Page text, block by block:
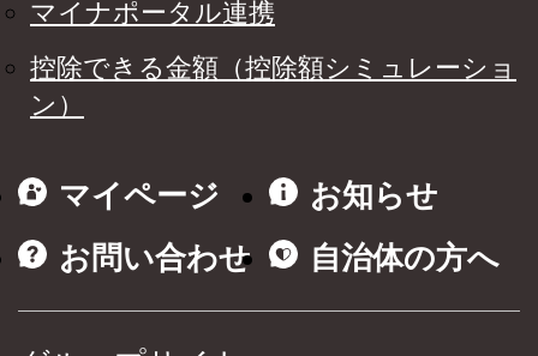
マイナポータル連携
控除できる金額（控除額シミュレーショ
ン）
マイページ
お知らせ
お問い合わせ
自治体の方へ